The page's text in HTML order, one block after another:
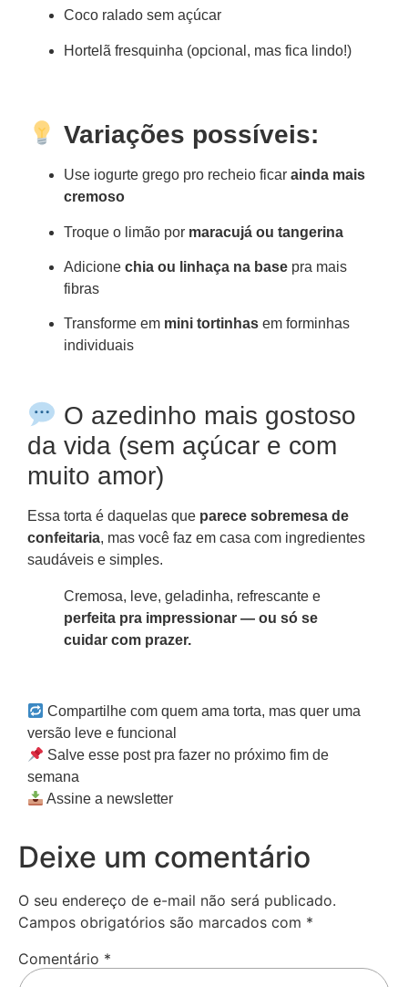
Coco ralado sem açúcar
Hortelã fresquinha (opcional, mas fica lindo!)
Variações possíveis:
Use iogurte grego pro recheio ficar ainda mais
cremoso
Troque o limão por maracujá ou tangerina
Adicione chia ou linhaça na base pra mais
fibras
Transforme em mini tortinhas em forminhas
individuais
O azedinho mais gostoso
da vida (sem açúcar e com
muito amor)
Essa torta é daquelas que parece sobremesa de
confeitaria, mas você faz em casa com ingredientes
saudáveis e simples.
Cremosa, leve, geladinha, refrescante e
perfeita pra impressionar — ou só se
cuidar com prazer.
Compartilhe com quem ama torta, mas quer uma
versão leve e funcional
Salve esse post pra fazer no próximo fim de
semana
Assine a newsletter
Deixe um comentário
O seu endereço de e-mail não será publicado.
Campos obrigatórios são marcados com *
Comentário *